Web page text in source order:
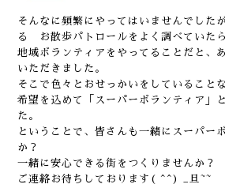
そんなに頻繁にやってはいませんでした
る お散歩パトロールをよく調べていたら
地域ボランティアをやってることだと、
いただきました。
そこで色々とおせっかいをしていること
希望を込めて「スーパーボランティア」
た。
ということで、皆さんも一緒にスーパー
か？
一緒に安心できる街をつくりませんか？
ご連絡お待ちしております( ^^) _旦~~